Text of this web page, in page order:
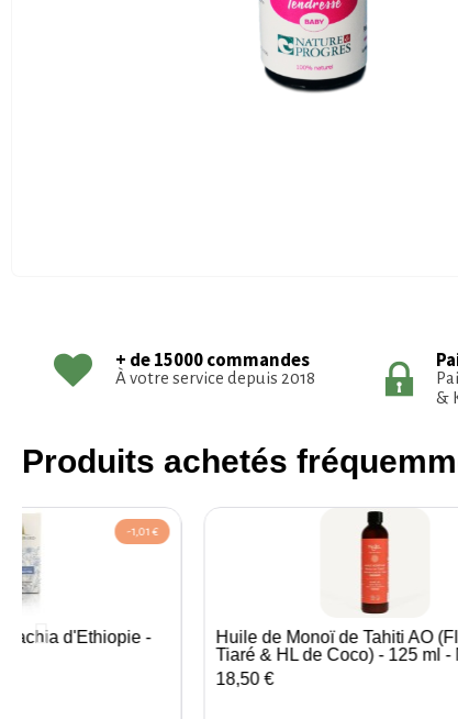
+ de 15000 commandes
À votre service depuis 2018
&
Produits achetés
rapide
-1,01 €
d'Éthiopie - Aperçu rapide
Huile de Monoï de Tahiti AO
Tiaré & HL de Coco) - 125 ml -
18,50 €